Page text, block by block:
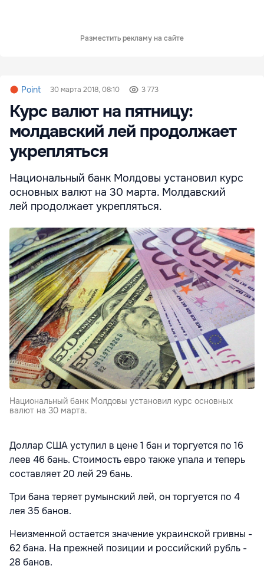
Разместить рекламу на сайте
Point 30 марта 2018, 08:10 3 773
Курс валют на пятницу:
молдавский лей продолжает
укрепляться
Национальный банк Молдовы установил курс
основных валют на 30 марта. Молдавский
лей продолжает укрепляться.
Национальный банк Молдовы установил курс основных
валют на 30 марта.
Доллар США уступил в цене 1 бан и торгуется по 16
леев 46 бань. Стоимость евро также упала и теперь
составляет 20 лей 29 бань.
Три бана теряет румынский лей, он торгуется по 4
лея 35 банов.
Неизменной остается значение украинской гривны -
62 бана. На прежней позиции и российский рубль -
28 банов.